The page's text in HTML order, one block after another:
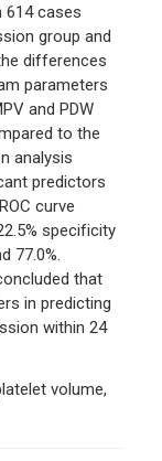
614 cases
group and
differences
parameters
and PDW
to the
analysis
predictors
curve
specificity
77.0%.
that
in predicting
within 24
volume,